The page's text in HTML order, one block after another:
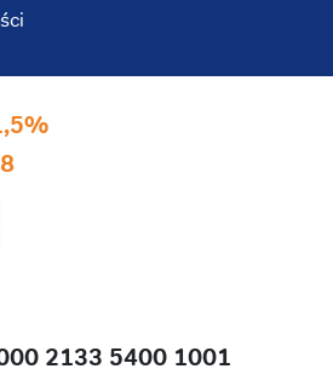
2133 5400 1001